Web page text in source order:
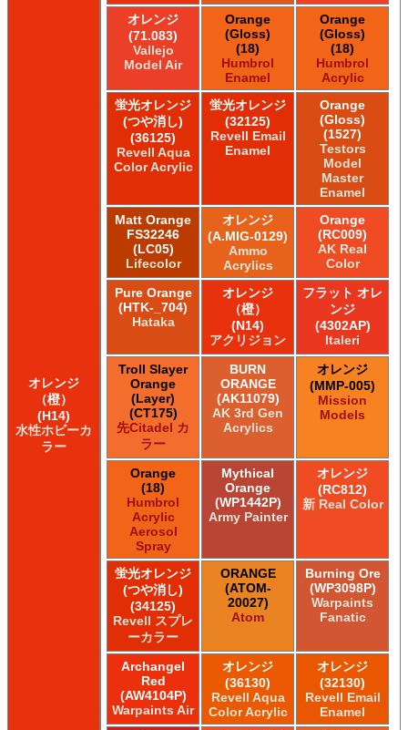
オレンジ
（橙）
(H14)
水性ホビーカ
ラー
オレンジ
(71.083)
Vallejo
Model Air
Orange
(Gloss)
(18)
Humbrol
Enamel
Orange
(Gloss)
(18)
Humbrol
Acrylic
蛍光オレンジ
(つや消し)
(36125)
Revell Aqua
Color Acrylic
蛍光オレンジ
(32125)
Revell Email
Enamel
Orange
(Gloss)
(1527)
Testors
Model
Master
Enamel
Matt Orange
FS32246
(LC05)
Lifecolor
オレンジ
(A.MIG-0129)
Ammo
Acrylics
Orange
(RC009)
AK Real
Color
Pure Orange
(HTK-_704)
Hataka
オレンジ
（橙）
(N14)
アクリジョン
フラット オレ
ンジ
(4302AP)
Italeri
Troll Slayer
Orange
(Layer)
(CT175)
先Citadel カ
ラー
BURN
ORANGE
(AK11079)
AK 3rd Gen
Acrylics
オレンジ
(MMP-005)
Mission
Models
Orange
(18)
Humbrol
Acrylic
Aerosol
Spray
Mythical
Orange
(WP1442P)
Army Painter
オレンジ
(RC812)
新 Real Color
蛍光オレンジ
(つや消し)
(34125)
Revell スプレ
ーカラー
ORANGE
(ATOM-
20027)
Atom
Burning Ore
(WP3098P)
Warpaints
Fanatic
Archangel
Red
(AW4104P)
Warpaints Air
オレンジ
(36130)
Revell Aqua
Color Acrylic
オレンジ
(32130)
Revell Email
Enamel